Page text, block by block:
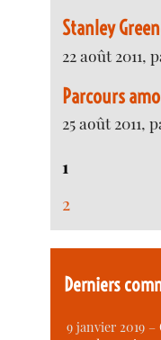
Stanley
22 août 2011,
Parcours
25 août 2011,
1
2
Derniers
9 janvier 2019 –